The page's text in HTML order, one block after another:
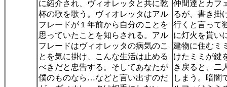
に紹介され、ヴィオレッタと共に乾
杯の歌を歌う。ヴィオレッタはアル
フレードが１年前から自分のことを
思っていたことを知らされる。アル
フレードはヴィオレッタの病気のこ
とを気に掛け、こんな生活は止める
べきだと忠告する。そしてあなたが
僕のものなら…などと言い出すのだ
仲間達とカフ
るが、書き掛
行くと言って
に灯火を貰い
建物に住むミ
けたミミが鍵
き戻ると、二
しまう。暗闇